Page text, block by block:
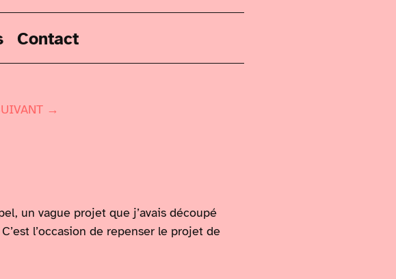
Contact
→
un vague projet que j’avais découpé
l’occasion de repenser le projet de